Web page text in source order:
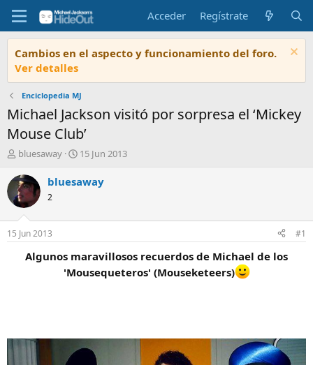
Acceder Regístrate
Cambios en el aspecto y funcionamiento del foro.
Ver detalles
Enciclopedia MJ
Michael Jackson visitó por sorpresa el ‘Mickey
Mouse Club’
I
i
c
i
a
d
o
a
bluesaway
F
c
i
n
c
15 Jun 2013
bluesaway
2
15 Jun 2013 #1
Algunos maravillosos recuerdos de Michael de los
'Mousequeteros' (Mouseketeers)